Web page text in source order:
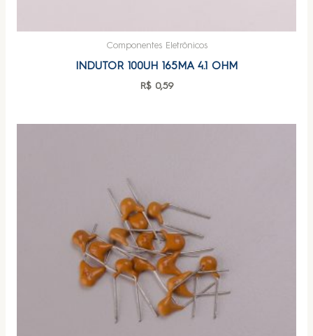
Componentes Eletrônicos
INDUTOR 100UH 165MA 4.1 OHM
R$0,59